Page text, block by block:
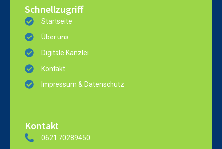
Schnellzugriff
Startseite
Über uns
Digitale Kanzlei
Kontakt
Impressum & Datenschutz
Kontakt
0621 70289450